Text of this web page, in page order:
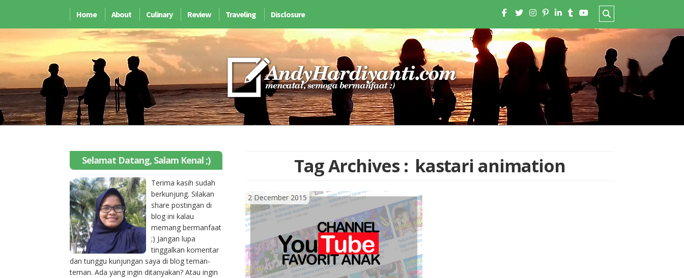
Home About Culinary Review Traveling Disclosure
Tag Archives : kastari animation
2 December 2015
Selamat Datang, Salam Kenal ;)
Terima kasih sudah
berkunjung. Silakan
share postingan di
blog ini kalau
memang bermanfaat
;) Jangan lupa
tinggalkan komentar
dan tunggu kunjungan saya di blog teman-
teman. Ada yang ingin ditanyakan? Atau ingin